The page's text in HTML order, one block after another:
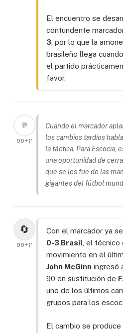
El encuentro se
contundente
3 , por lo que la
brasileño llega
el partido
favor.
💬
90+1'
Cuando el marcador
los cambios tardíos
la táctica. Para Escocia,
una oportunidad de
que se les fue de las
gigantes del fútbol
🔄
90+1'
Con el marcador ya
0-3 Brasil , el
movimiento en el
John McGinn ingresó
90 en sustitución de
uno de los últimos
grupos para los
El cambio se